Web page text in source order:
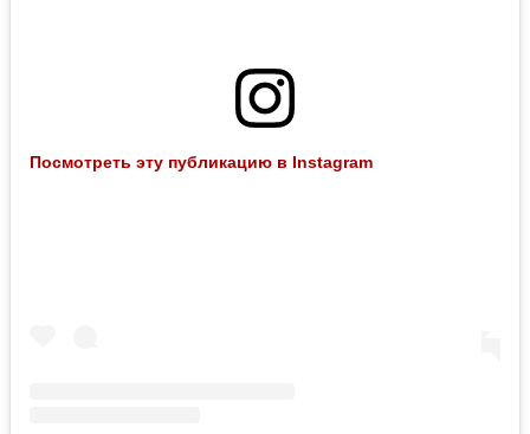
Посмотреть эту публикацию в Instagram